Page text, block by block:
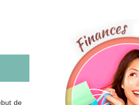
de